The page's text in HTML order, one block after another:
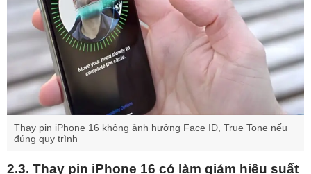
Thay pin iPhone 16 không ảnh hưởng Face ID, True Tone nếu
đúng quy trình
2.3. Thay pin iPhone 16 có làm giảm hiệu suất